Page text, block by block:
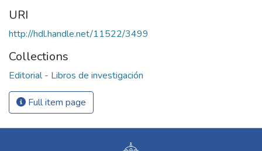
URI
http://hdl.handle.net/11522/3499
Collections
Editorial - Libros de investigación
Full item page